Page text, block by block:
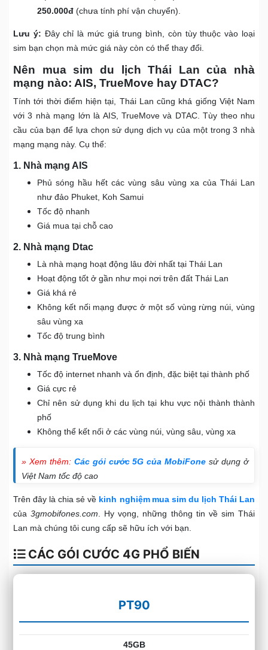
250.000đ (chưa tính phí vận chuyển).
Lưu ý: Đây chỉ là mức giá trung bình, còn tùy thuộc vào loại
sim bạn chọn mà mức giá này còn có thể thay đổi.
Nên mua sim du lịch Thái Lan của nhà
mạng nào: AIS, TrueMove hay DTAC?
Tính tới thời điểm hiện tại, Thái Lan cũng khá giống Việt Nam
với 3 nhà mạng lớn là AIS, TrueMove và DTAC. Tùy theo nhu
cầu của bạn để lựa chọn sử dụng dịch vụ của một trong 3 nhà
mạng mạng này. Cụ thể:
1. Nhà mạng AIS
Phủ sóng hầu hết các vùng sâu vùng xa của Thái Lan
như đảo Phuket, Koh Samui
Tốc độ nhanh
Giá mua tại chỗ cao
2. Nhà mạng Dtac
Là nhà mạng hoạt động lâu đời nhất tại Thái Lan
Hoạt động tốt ở gần như mọi nơi trên đất Thái Lan
Giá khá rẻ
Không kết nối mạng được ở một số vùng rừng núi, vùng
sâu vùng xa
Tốc độ trung bình
3. Nhà mạng TrueMove
Tốc độ internet nhanh và ổn định, đặc biệt tại thành phố
Giá cực rẻ
Chỉ nên sử dụng khi du lịch tại khu vực nội thành thành
phố
Không thể kết nối ở các vùng núi, vùng sâu, vùng xa
» Xem thêm: Các gói cước 5G của MobiFone sử dụng ở
Việt Nam tốc độ cao
Trên đây là chia sẻ về kinh nghiệm mua sim du lịch Thái Lan
của3gmobifones.com . Hy vọng, những thông tin về sim Thái
Lan mà chúng tôi cung cấp sẽ hữu ích với bạn.
CÁC GÓI CƯỚC 4G PHỔ BIẾN
PT90
45GB